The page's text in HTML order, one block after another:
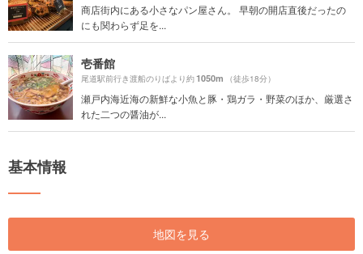
商店街内にある小さなパン屋さん。 早朝の開店直後だったの
にも関わらず足を...
壱番館
尾道駅前行き渡船のりばより約1050m （徒歩18分）
瀬戸内海近海の新鮮な小魚と豚・鶏ガラ・野菜のほか、厳選さ
れた二つの醤油が...
基本情報
地図を見る